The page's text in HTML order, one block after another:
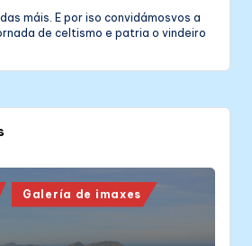
máis. E por iso convidámosvos a
de celtismo e patria o vindeiro
Galería de imaxes